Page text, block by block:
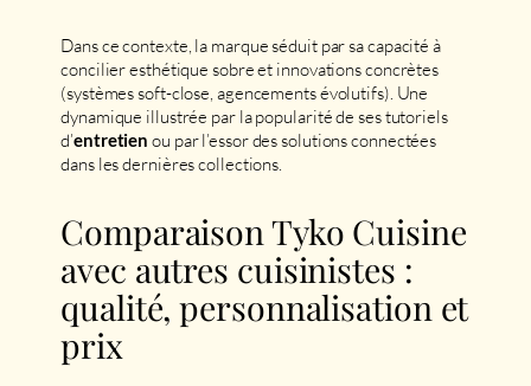
Dans ce contexte, la marque séduit par sa capacité à
concilier esthétique sobre et innovations concrètes
(systèmes soft-close, agencements évolutifs). Une
dynamique illustrée par la popularité de ses tutoriels
d’entretien ou par l’essor des solutions connectées
dans les dernières collections.
Comparaison Tyko Cuisine
avec autres cuisinistes :
qualité, personnalisation et
prix